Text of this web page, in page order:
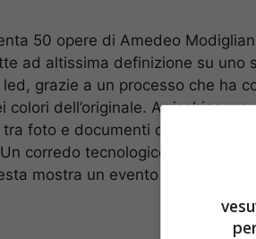
50 opere di Amedeo
ad altissima definizione su uno
grazie a un processo che ha
colori dell’originale.
foto e documenti d’epoca,
corredo tecnologico di video,
mostra un evento